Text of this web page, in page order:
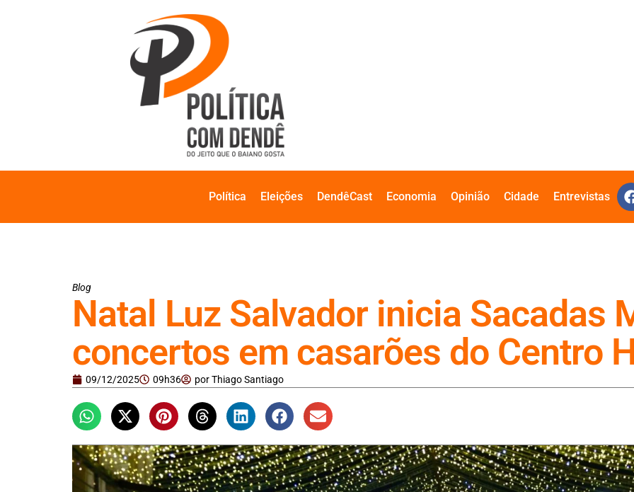
Política Eleições DendêCast Economia Opinião Cidade Entrevistas
Blog
Natal Luz Salvador inicia Sacadas
concertos em casarões do Centro
09/12/2025 09h36 porThiago Santiago